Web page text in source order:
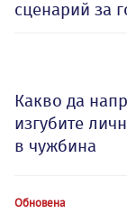
сценарий за
Какво да
изгубите
в чужбина
Обновена